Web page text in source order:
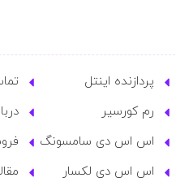
پردازنده اینتل
رم کورسیر
اس اس دی سامسونگ
اس اس دی لکسار